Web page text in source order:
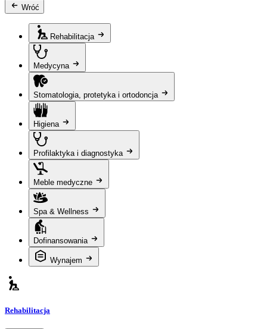
Wróć
Rehabilitacja
Medycyna
Stomatologia, protetyka i ortodoncja
Higiena
Profilaktyka i diagnostyka
Meble medyczne
Spa & Wellness
Dofinansowania
Wynajem
Rehabilitacja